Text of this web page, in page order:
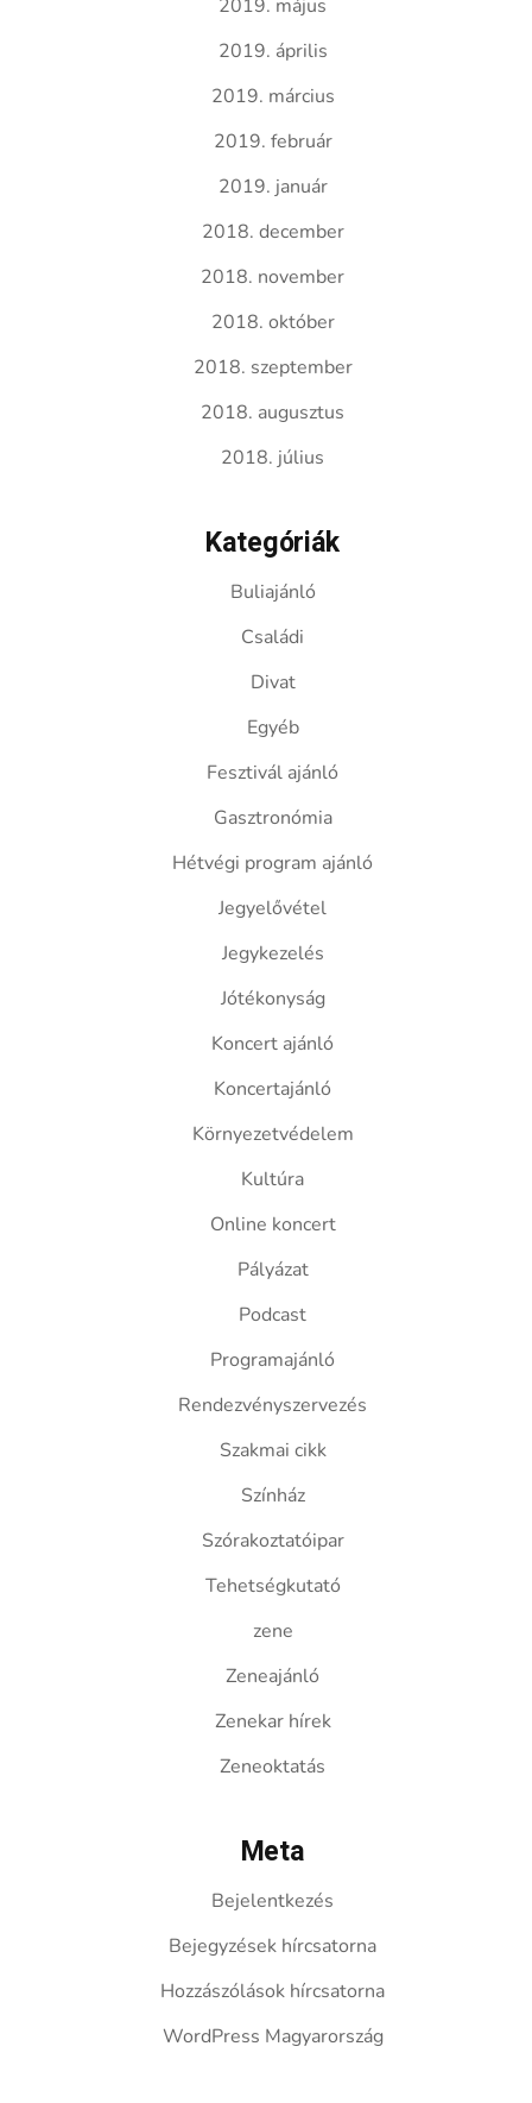
2019. május
2019. április
2019. március
2019. február
2019. január
2018. december
2018. november
2018. október
2018. szeptember
2018. augusztus
2018. július
Kategóriák
Buliajánló
Családi
Divat
Egyéb
Fesztivál ajánló
Gasztronómia
Hétvégi program ajánló
Jegyelővétel
Jegykezelés
Jótékonyság
Koncert ajánló
Koncertajánló
Környezetvédelem
Kultúra
Online koncert
Pályázat
Podcast
Programajánló
Rendezvényszervezés
Szakmai cikk
Színház
Szórakoztatóipar
Tehetségkutató
zene
Zeneajánló
Zenekar hírek
Zeneoktatás
Meta
Bejelentkezés
Bejegyzések hírcsatorna
Hozzászólások hírcsatorna
WordPress Magyarország